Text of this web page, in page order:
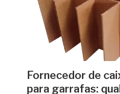
Fornecedor de
para garrafas: